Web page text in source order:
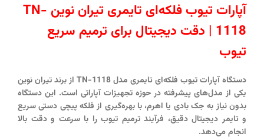
آپارات تیوب فلکه‌ای تایمری تیران نوین TN-
1118 | دقت دیجیتال برای ترمیم سریع
تیوب
دستگاه آپارات تیوب فلکه‌ای تایمری مدلTN-1118 از برندتیران نوین
یکی از مدل‌های پیشرفته در حوزه تجهیزات آپاراتی است. این دستگاه
بدون نیاز به جک بادی یا اهرم، با بهره‌گیری از فلکه پیچی دستی سریع
و تایمر دیجیتال دقیق، فرآیند ترمیم تیوب را با سرعت و دقت بالا
انجام می‌دهد.